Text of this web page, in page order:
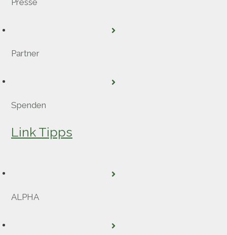
Partner
Spenden
Link Tipps
ALPHA